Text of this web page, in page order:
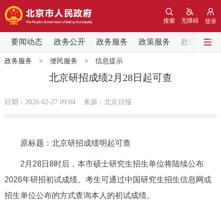
登录
无障碍
搜索
要闻动态 政务公开 政务服务 政策服务 政民互动
要闻动态
党中央精神 国务院信息
政务公开
市领导 机构职能 政策服务
政务服务 > 便民服务 > 信息提示
北京研招成绩2月28日起可查
日期：2026-02-27 09:04 来源：北京日报
原标题：北京研招成绩明起可查
2月28日8时后，本市硕士研究生招生单位将陆续公布
2026年研招初试成绩。考生可通过中国研究生招生信息网或
招生单位公布的方式查询本人的初试成绩。